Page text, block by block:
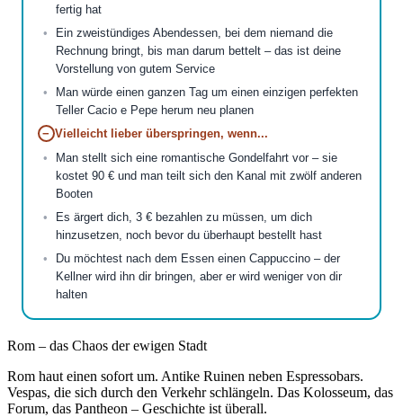
fertig hat
Ein zweistündiges Abendessen, bei dem niemand die
Rechnung bringt, bis man darum bettelt – das ist deine
Vorstellung von gutem Service
Man würde einen ganzen Tag um einen einzigen perfekten
Teller Cacio e Pepe herum neu planen
− Vielleicht lieber überspringen, wenn...
Man stellt sich eine romantische Gondelfahrt vor – sie
kostet 90 € und man teilt sich den Kanal mit zwölf anderen
Booten
Es ärgert dich, 3 € bezahlen zu müssen, um dich
hinzusetzen, noch bevor du überhaupt bestellt hast
Du möchtest nach dem Essen einen Cappuccino – der
Kellner wird ihn dir bringen, aber er wird weniger von dir
halten
Rom – das Chaos der ewigen Stadt
Rom haut einen sofort um. Antike Ruinen neben Espressobars.
Vespas, die sich durch den Verkehr schlängeln. Das Kolosseum, das
Forum, das Pantheon – Geschichte ist überall.